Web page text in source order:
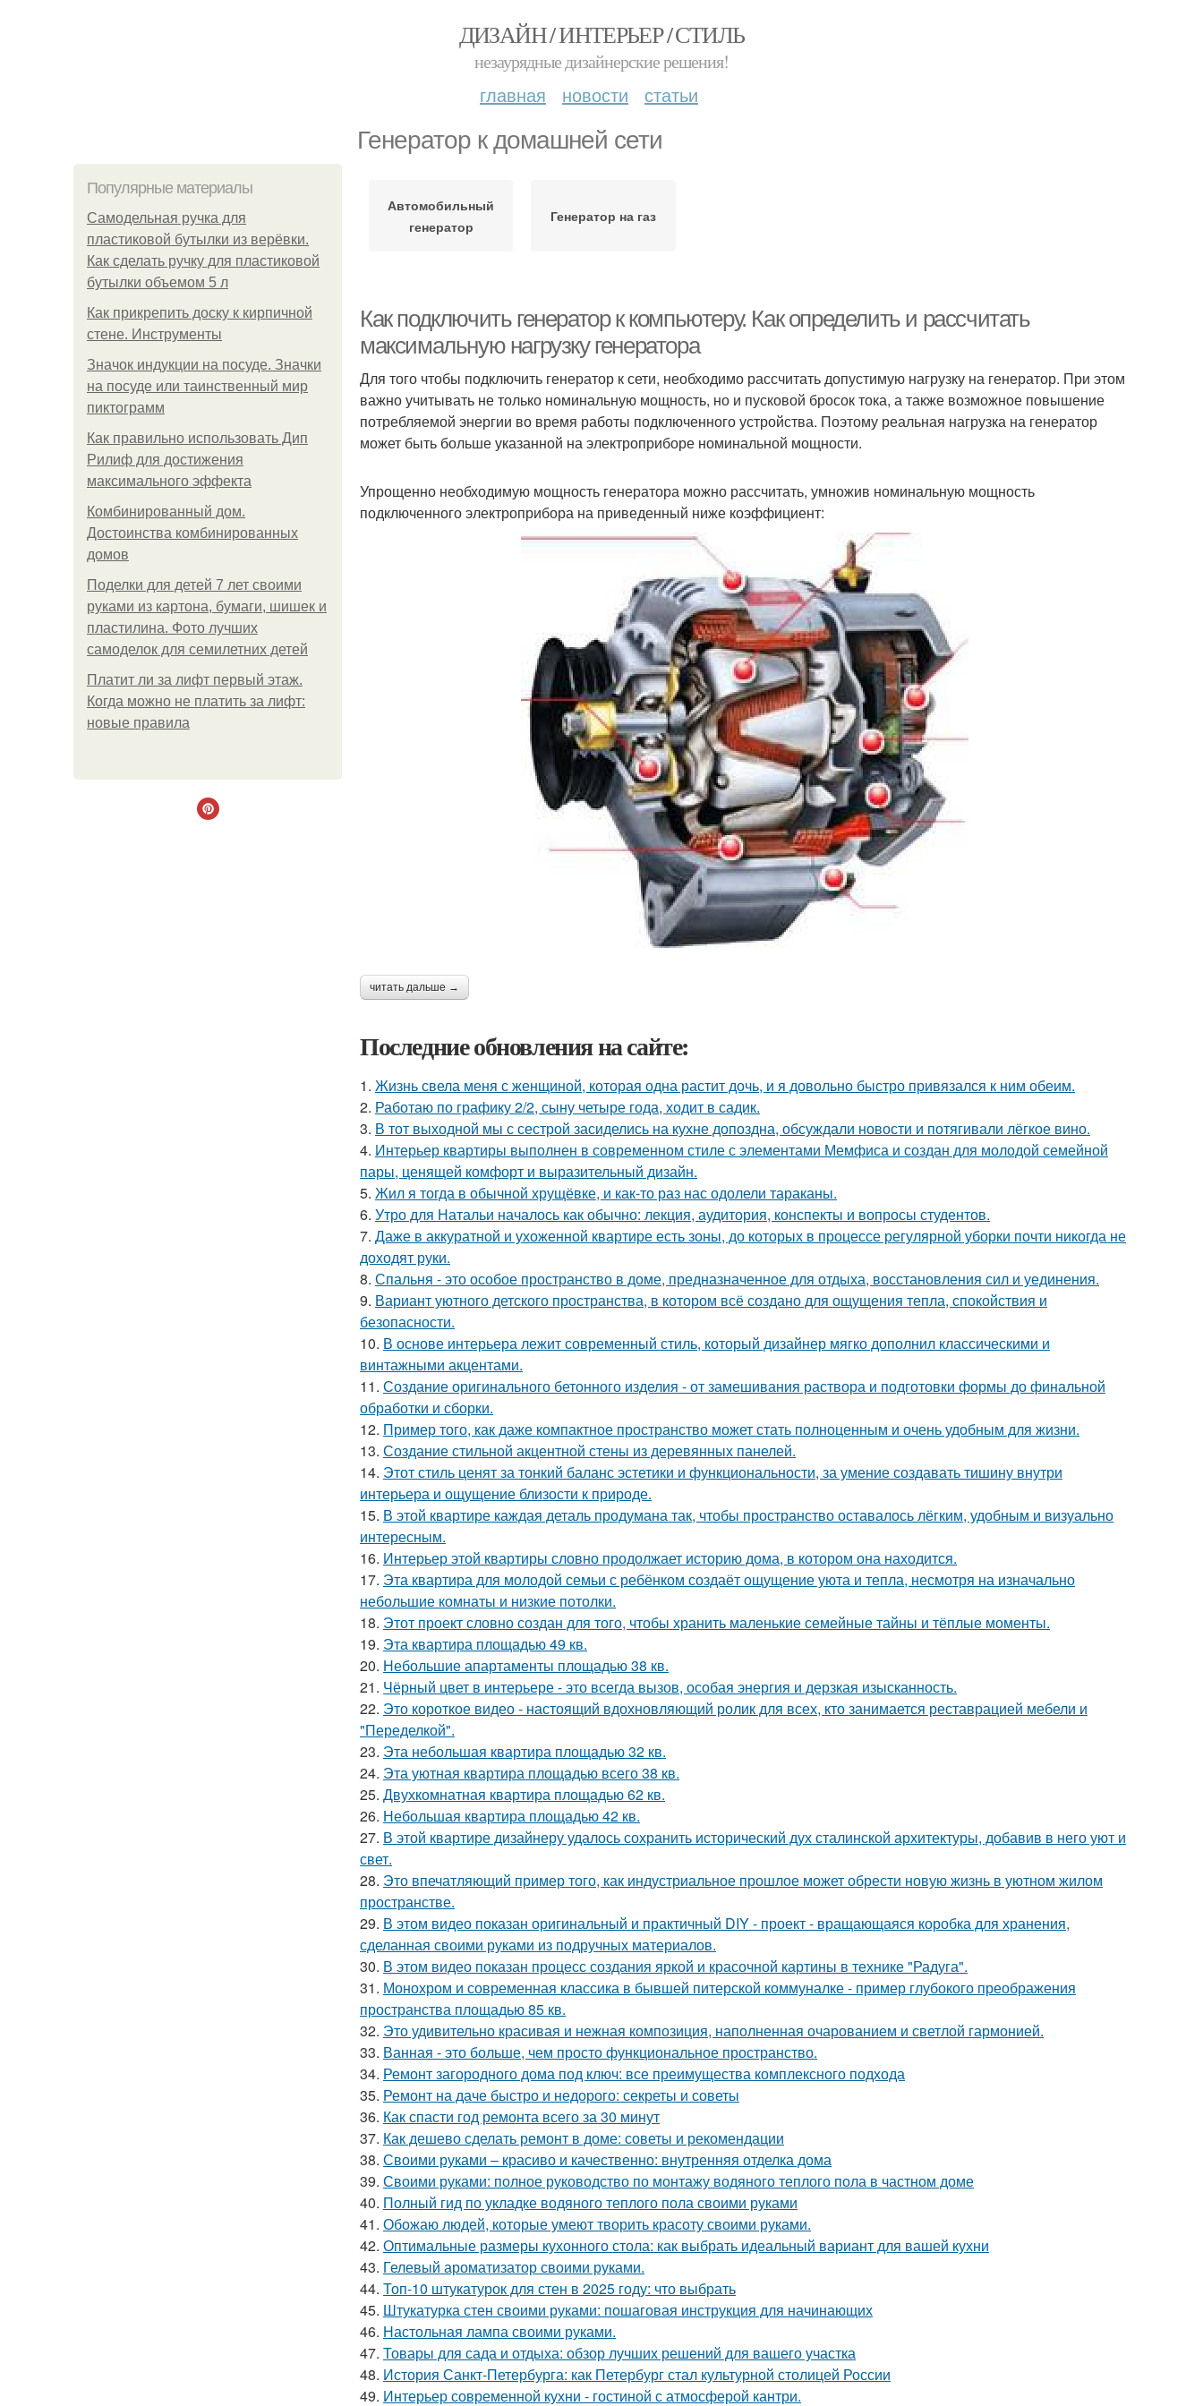
ДИЗАЙН / ИНТЕРЬЕР / СТИЛЬ
незаурядные дизайнерские решения!
главная новости статьи
Генератор к домашней сети
Популярные материалы
Самодельная ручка для
пластиковой бутылки из верёвки.
Как сделать ручку для пластиковой
бутылки объемом 5 л
Как прикрепить доску к кирпичной
стене. Инструменты
Значок индукции на посуде. Значки
на посуде или таинственный мир
пиктограмм
Как правильно использовать Дип
Рилиф для достижения
максимального эффекта
Комбинированный дом.
Достоинства комбинированных
домов
Поделки для детей 7 лет своими
руками из картона, бумаги, шишек и
пластилина. Фото лучших
самоделок для семилетних детей
Платит ли за лифт первый этаж.
Когда можно не платить за лифт:
новые правила
Автомобильный
генератор
Генератор на газ
Как подключить генератор к компьютеру. Как определить и рассчитать
максимальную нагрузку генератора
Для того чтобы подключить генератор к сети, необходимо рассчитать допустимую нагрузку на генератор. При этом
важно учитывать не только номинальную мощность, но и пусковой бросок тока, а также возможное повышение
потребляемой энергии во время работы подключенного устройства. Поэтому реальная нагрузка на генератор
может быть больше указанной на электроприборе номинальной мощности.
Упрощенно необходимую мощность генератора можно рассчитать, умножив номинальную мощность
подключенного электроприбора на приведенный ниже коэффициент:
читать дальше →
Последние обновления на сайте:
1. Жизнь свела меня с женщиной, которая одна растит дочь, и я довольно быстро привязался к ним обеим.
2. Работаю по графику 2/2, сыну четыре года, ходит в садик.
3. В тот выходной мы с сестрой засиделись на кухне допоздна, обсуждали новости и потягивали лёгкое вино.
4. Интерьер квартиры выполнен в современном стиле с элементами Мемфиса и создан для молодой семейной
пары, ценящей комфорт и выразительный дизайн.
5. Жил я тогда в обычной хрущёвке, и как-то раз нас одолели тараканы.
6. Утро для Натальи началось как обычно: лекция, аудитория, конспекты и вопросы студентов.
7. Даже в аккуратной и ухоженной квартире есть зоны, до которых в процессе регулярной уборки почти никогда не
доходят руки.
8. Спальня - это особое пространство в доме, предназначенное для отдыха, восстановления сил и уединения.
9. Вариант уютного детского пространства, в котором всё создано для ощущения тепла, спокойствия и
безопасности.
10. В основе интерьера лежит современный стиль, который дизайнер мягко дополнил классическими и
винтажными акцентами.
11. Создание оригинального бетонного изделия - от замешивания раствора и подготовки формы до финальной
обработки и сборки.
12. Пример того, как даже компактное пространство может стать полноценным и очень удобным для жизни.
13. Создание стильной акцентной стены из деревянных панелей.
14. Этот стиль ценят за тонкий баланс эстетики и функциональности, за умение создавать тишину внутри
интерьера и ощущение близости к природе.
15. В этой квартире каждая деталь продумана так, чтобы пространство оставалось лёгким, удобным и визуально
интересным.
16. Интерьер этой квартиры словно продолжает историю дома, в котором она находится.
17. Эта квартира для молодой семьи с ребёнком создаёт ощущение уюта и тепла, несмотря на изначально
небольшие комнаты и низкие потолки.
18. Этот проект словно создан для того, чтобы хранить маленькие семейные тайны и тёплые моменты.
19. Эта квартира площадью 49 кв.
20. Небольшие апартаменты площадью 38 кв.
21. Чёрный цвет в интерьере - это всегда вызов, особая энергия и дерзкая изысканность.
22. Это короткое видео - настоящий вдохновляющий ролик для всех, кто занимается реставрацией мебели и
"Переделкой".
23. Эта небольшая квартира площадью 32 кв.
24. Эта уютная квартира площадью всего 38 кв.
25. Двухкомнатная квартира площадью 62 кв.
26. Небольшая квартира площадью 42 кв.
27. В этой квартире дизайнеру удалось сохранить исторический дух сталинской архитектуры, добавив в него уют и
свет.
28. Это впечатляющий пример того, как индустриальное прошлое может обрести новую жизнь в уютном жилом
пространстве.
29. В этом видео показан оригинальный и практичный DIY - проект - вращающаяся коробка для хранения,
сделанная своими руками из подручных материалов.
30. В этом видео показан процесс создания яркой и красочной картины в технике "Радуга".
31. Монохром и современная классика в бывшей питерской коммуналке - пример глубокого преображения
пространства площадью 85 кв.
32. Это удивительно красивая и нежная композиция, наполненная очарованием и светлой гармонией.
33. Ванная - это больше, чем просто функциональное пространство.
34. Ремонт загородного дома под ключ: все преимущества комплексного подхода
35. Ремонт на даче быстро и недорого: секреты и советы
36. Как спасти год ремонта всего за 30 минут
37. Как дешево сделать ремонт в доме: советы и рекомендации
38. Своими руками – красиво и качественно: внутренняя отделка дома
39. Своими руками: полное руководство по монтажу водяного теплого пола в частном доме
40. Полный гид по укладке водяного теплого пола своими руками
41. Обожаю людей, которые умеют творить красоту своими руками.
42. Оптимальные размеры кухонного стола: как выбрать идеальный вариант для вашей кухни
43. Гелевый ароматизатор своими руками.
44. Топ-10 штукатурок для стен в 2025 году: что выбрать
45. Штукатурка стен своими руками: пошаговая инструкция для начинающих
46. Настольная лампа своими руками.
47. Товары для сада и отдыха: обзор лучших решений для вашего участка
48. История Санкт-Петербурга: как Петербург стал культурной столицей России
49. Интерьер современной кухни - гостиной с атмосферой кантри.